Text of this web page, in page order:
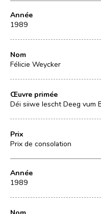
Année
1989
Nom
Félicie Weycker
Œuvre primée
Déi siiwe lescht Deeg vum
Prix
Prix de consolation
Année
1989